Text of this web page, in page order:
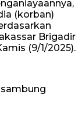
(korban)
Brigadir
(9/1/2025).
sambung